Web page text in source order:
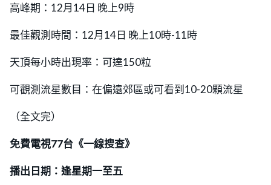
高峰期：12月14日 晚上9時
最佳觀測時間：12月14日 晚上10時-11時
天頂每小時出現率：可達150粒
可觀測流星數目：在偏遠郊區或可看到10-20顆流星
（全文完）
免費電視77台《一線搜查》
播出日期：逢星期一至五